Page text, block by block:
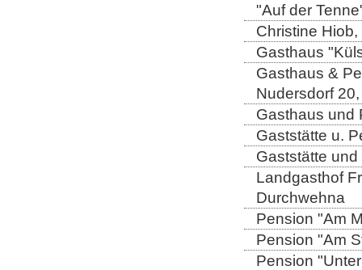
"Auf der
Christine
Gasthaus
Gasthaus &
Nudersdorf
Gasthaus und
Gaststätte u.
Gaststätte
Landgasthof
Durchwehna
Pension "Am
Pension "Am
Pension